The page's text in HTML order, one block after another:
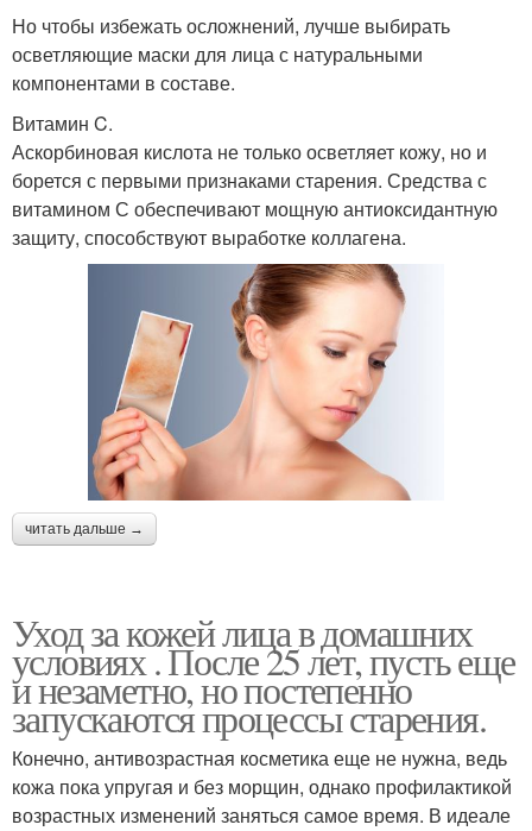
Но чтобы избежать осложнений, лучше выбирать
осветляющие маски для лица с натуральными
компонентами в составе.
Витамин C.
Аскорбиновая кислота не только осветляет кожу, но и
борется с первыми признаками старения. Средства с
витамином С обеспечивают мощную антиоксидантную
защиту, способствуют выработке коллагена.
читать дальше →
Уход за кожей лица в домашних
условиях . После 25 лет, пусть еще
и незаметно, но постепенно
запускаются процессы старения.
Конечно, антивозрастная косметика еще не нужна, ведь
кожа пока упругая и без морщин, однако профилактикой
возрастных изменений заняться самое время. В идеале